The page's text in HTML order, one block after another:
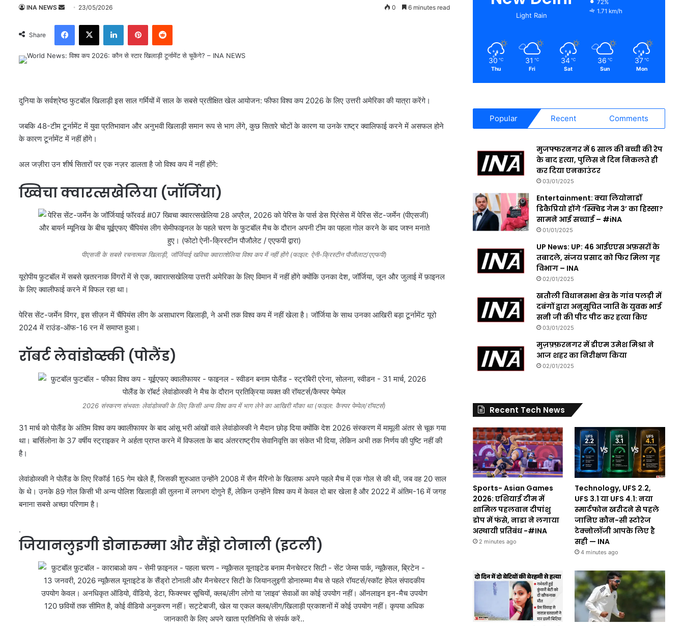
INA NEWS
n
d
a
a
l
23/05/2026 0 6 minutes read
Share
दुनिया के सर्वश्रेष्ठ फुटबॉल खिलाड़ी इस साल गर्मियों में साल के सबसे प्रतीक्षित खेल आयोजन: फीफा विश्व कप 2026 के लिए उत्तरी अमेरिका की यात्रा करेंगे।
जबकि 48-टीम टूर्नामेंट में युवा प्रतिभावान और अनुभवी खिलाड़ी समान रूप से भाग लेंगे, कुछ सितारे चोटों के कारण या उनके राष्ट्र क्वालिफाई करने में असफल होने
के कारण टूर्नामेंट में नहीं होंगे।
अल जज़ीरा उन शीर्ष सितारों पर एक नज़र डालता है जो विश्व कप में नहीं होंगे:
ख्विचा क्वारत्सखेलिया (जॉर्जिया)
पीएसजी के सबसे रचनात्मक खिलाड़ी, जॉर्जियाई खविचा क्वारात्शेलिया विश्व कप में नहीं होंगे (फाइल: ऐनी-क्रिस्टीन पौजौलाट/एएफपी)
यूरोपीय फ़ुटबॉल में सबसे ख़तरनाक विंगरों में से एक, क्वारात्सखेलिया उत्तरी अमेरिका के लिए विमान में नहीं होंगे क्योंकि उनका देश, जॉर्जिया, जून और जुलाई में फ़ाइनल
के लिए क्वालीफाई करने में विफल रहा था।
पेरिस सेंट-जर्मेन विंगर, इस सीज़न में चैंपियंस लीग के असाधारण खिलाड़ी, ने अभी तक विश्व कप में नहीं खेला है। जॉर्जिया के साथ उनका आखिरी बड़ा टूर्नामेंट यूरो
2024 में राउंड-ऑफ-16 रन में समाप्त हुआ।
रॉबर्ट लेवांडोव्स्की (पोलैंड)
2026 संस्करण संभवतः लेवांडोव्स्की के लिए किसी अन्य विश्व कप में भाग लेने का आखिरी मौका था (फाइल: कैस्पर पेम्पेल/रॉयटर्स)
31 मार्च को पोलैंड के अंतिम विश्व कप क्वालीफायर के बाद आंसू भरी आंखों वाले लेवांडोव्स्की ने मैदान छोड़ दिया क्योंकि देश 2026 संस्करण में मामूली अंतर से चूक गया
था। बार्सिलोना के 37 वर्षीय स्ट्राइकर ने अर्हता प्राप्त करने में विफलता के बाद अंतरराष्ट्रीय सेवानिवृत्ति का संकेत भी दिया, लेकिन अभी तक निर्णय की पुष्टि नहीं की
है।
लेवांडोव्स्की ने पोलैंड के लिए रिकॉर्ड 165 गेम खेले हैं, जिसकी शुरुआत उन्होंने 2008 में सैन मैरिनो के खिलाफ अपने पहले मैच में एक गोल से की थी, जब वह 20 साल
के थे। उनके 89 गोल किसी भी अन्य पोलिश खिलाड़ी की तुलना में लगभग दोगुने हैं, लेकिन उन्होंने विश्व कप में केवल दो बार खेला है और 2022 में अंतिम-16 में जगह
बनाना सबसे अच्छा परिणाम है।
.
जियानलुइगी डोनारुम्मा और सैंड्रो टोनाली (इटली)
Light Rain
72%
1.71 km/h
30 ℃
Thu
31 ℃
Fri
34 ℃
Sat
36 ℃
Sun
37 ℃
Mon
Popular Recent Comments
मुजफ्फरनगर में 6 साल की बच्ची की रेप
के बाद हत्या, पुलिस ने दिन निकलते ही
कर दिया एनकाउंटर
03/01/2025
Entertainment: क्या लियोनार्डो
डिकैप्रियो होंगे ‘स्क्विड गेम 3’ का हिस्सा?
सामने आई सच्चाई – #iNA
01/01/2025
UP News: UP: 46 आईएएस अफ़सरों के
तबादले, संजय प्रसाद को फिर मिला गृह
विभाग – INA
02/01/2025
खतौली विधानसभा क्षेत्र के गांव पलड़ी में
दबंगों द्वारा अनुसूचित जाति के युवक भाई
सनी जी की पीट पीट कर हत्या किए
03/01/2025
मुज़फ़्फ़रनगर में डीएम उमेश मिश्रा ने
आज शहर का निरीक्षण किया
02/01/2025
Recent Tech News
Sports- Asian Games
2026: एशियाई टीम में
शामिल पहलवान दीपांशु
डोप में फंसे, नाडा ने लगाया
अस्थायी प्रतिबंध -#INA
2 minutes ago
Technology, UFS 2.2,
UFS 3.1 या UFS 4.1: नया
स्मार्टफोन खरीदने से पहले
जानिए कौन-सी स्टोरेज
टेक्नोलॉजी आपके लिए है
सही — INA
4 minutes ago